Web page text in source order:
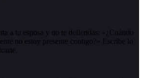
a tu esposa y no te defiendas: «¿Cuándo
no estoy presente contigo?» Escribe lo